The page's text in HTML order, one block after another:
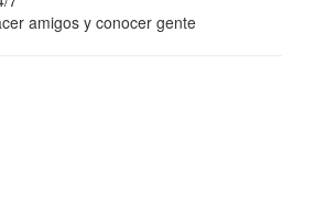
amigos y conocer gente